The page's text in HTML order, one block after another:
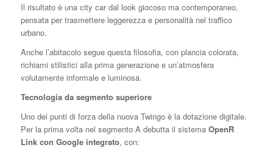
Il risultato è una city car dal look giocoso ma contemporaneo,
pensata per trasmettere leggerezza e personalità nel traffico
urbano.
Anche l’abitacolo segue questa filosofia, con plancia colorata,
richiami stilistici alla prima generazione e un’atmosfera
volutamente informale e luminosa.
Tecnologia da segmento superiore
Uno dei punti di forza della nuova Twingo è la dotazione digitale.
Per la prima volta nel segmento A debutta il sistema OpenR
Link con Google integrato, con: